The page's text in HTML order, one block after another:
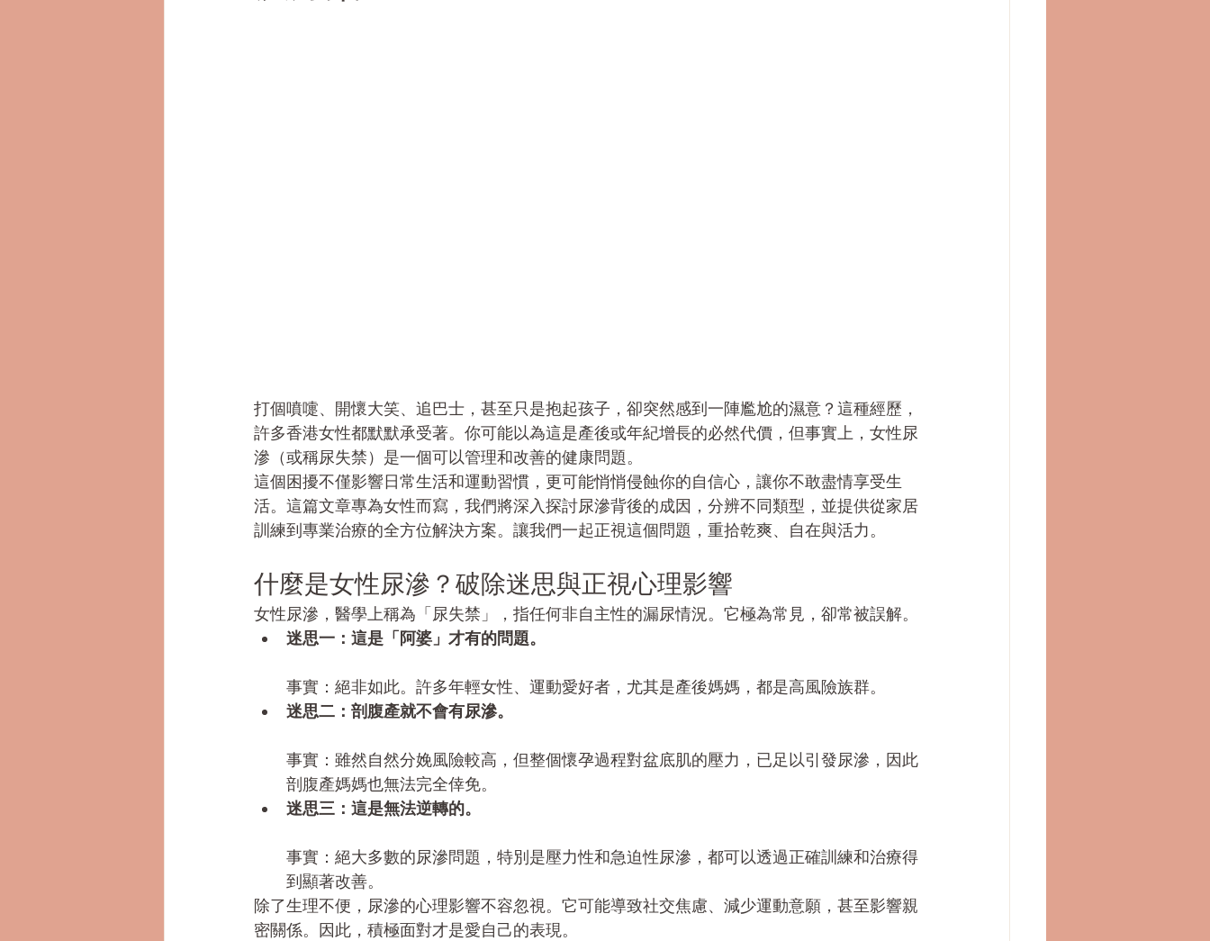
打個噴嚏、開懷大笑、追巴士，甚至只是抱起孩子，卻突然感到一陣尷尬的濕意？這種經歷，
許多香港女性都默默承受著。你可能以為這是產後或年紀增長的必然代價，但事實上，女性尿
滲（或稱尿失禁）是一個可以管理和改善的健康問題。
這個困擾不僅影響日常生活和運動習慣，更可能悄悄侵蝕你的自信心，讓你不敢盡情享受生
活。這篇文章專為女性而寫，我們將深入探討尿滲背後的成因，分辨不同類型，並提供從家居
訓練到專業治療的全方位解決方案。讓我們一起正視這個問題，重拾乾爽、自在與活力。
什麼是女性尿滲？破除迷思與正視心理影響
女性尿滲，醫學上稱為「尿失禁」，指任何非自主性的漏尿情況。它極為常見，卻常被誤解。
迷思一：這是「阿婆」才有的問題。
事實：絕非如此。許多年輕女性、運動愛好者，尤其是產後媽媽，都是高風險族群。
迷思二：剖腹產就不會有尿滲。
事實：雖然自然分娩風險較高，但整個懷孕過程對盆底肌的壓力，已足以引發尿滲，因此
剖腹產媽媽也無法完全倖免。
迷思三：這是無法逆轉的。
事實：絕大多數的尿滲問題，特別是壓力性和急迫性尿滲，都可以透過正確訓練和治療得
到顯著改善。
除了生理不便，尿滲的心理影響不容忽視。它可能導致社交焦慮、減少運動意願，甚至影響親
密關係。因此，積極面對才是愛自己的表現。